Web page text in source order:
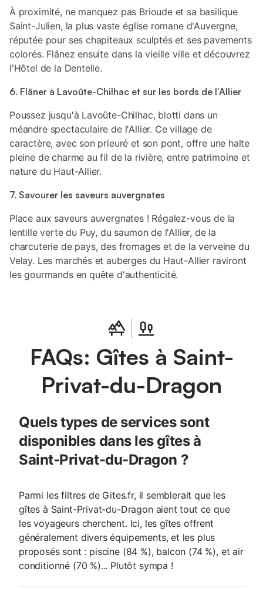
À proximité, ne manquez pas Brioude et sa basilique
Saint-Julien, la plus vaste église romane d'Auvergne,
réputée pour ses chapiteaux sculptés et ses pavements
colorés. Flânez ensuite dans la vieille ville et découvrez
l'Hôtel de la Dentelle.
6. Flâner à Lavoûte-Chilhac et sur les bords de l'Allier
Poussez jusqu'à Lavoûte-Chilhac, blotti dans un
méandre spectaculaire de l'Allier. Ce village de
caractère, avec son prieuré et son pont, offre une halte
pleine de charme au fil de la rivière, entre patrimoine et
nature du Haut-Allier.
7. Savourer les saveurs auvergnates
Place aux saveurs auvergnates ! Régalez-vous de la
lentille verte du Puy, du saumon de l'Allier, de la
charcuterie de pays, des fromages et de la verveine du
Velay. Les marchés et auberges du Haut-Allier raviront
les gourmands en quête d'authenticité.
FAQs: Gîtes à Saint-
Privat-du-Dragon
Quels types de services sont
disponibles dans les gîtes à
Saint-Privat-du-Dragon ?
Parmi les filtres de Gites.fr, il semblerait que les
gîtes à Saint-Privat-du-Dragon aient tout ce que
les voyageurs cherchent. Ici, les gîtes offrent
généralement divers équipements, et les plus
proposés sont : piscine (84 %), balcon (74 %), et air
conditionné (70 %)... Plutôt sympa !